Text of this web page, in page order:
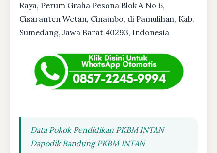
Raya, Perum Graha Pesona Blok A No 6,
Cisaranten Wetan, Cinambo, di Pamulihan, Kab.
Sumedang, Jawa Barat 40293, Indonesia
Data Pokok Pendidikan PKBM INTAN
Dapodik Bandung PKBM INTAN